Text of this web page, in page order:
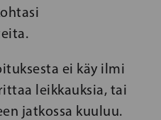
ei käy ilmi
leikkauksia, tai
jatkossa kuuluu.